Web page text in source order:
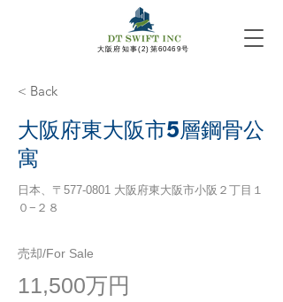
​大阪府知事(2)第60469号
< Back
大阪府東大阪市5層鋼骨公
寓
日本、〒577-0801 大阪府東大阪市小阪２丁目１
０−２８
売却/For Sale
11,500万円